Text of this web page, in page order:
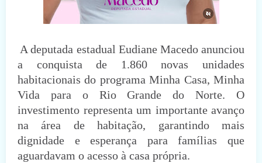
A deputada estadual Eudiane Macedo anunciou
a conquista de 1.860 novas unidades
habitacionais do programa Minha Casa, Minha
Vida para o Rio Grande do Norte. O
investimento representa um importante avanço
na área de habitação, garantindo mais
dignidade e esperança para famílias que
aguardavam o acesso à casa própria.